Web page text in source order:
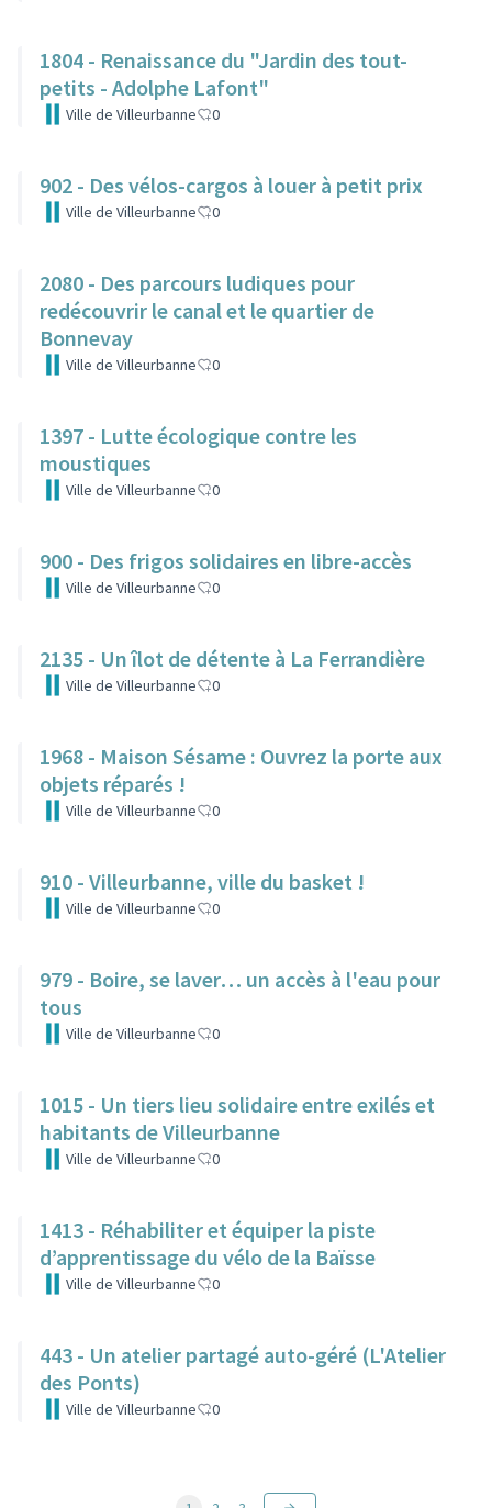
1804 - Renaissance du "Jardin des tout-
petits - Adolphe Lafont"
Ville de Villeurbanne 0
902 - Des vélos-cargos à louer à petit prix
Ville de Villeurbanne 0
2080 - Des parcours ludiques pour
redécouvrir le canal et le quartier de
Bonnevay
Ville de Villeurbanne 0
1397 - Lutte écologique contre les
moustiques
Ville de Villeurbanne 0
900 - Des frigos solidaires en libre-accès
Ville de Villeurbanne 0
2135 - Un îlot de détente à La Ferrandière
Ville de Villeurbanne 0
1968 - Maison Sésame : Ouvrez la porte aux
objets réparés !
Ville de Villeurbanne 0
910 - Villeurbanne, ville du basket !
Ville de Villeurbanne 0
979 - Boire, se laver… un accès à l'eau pour
tous
Ville de Villeurbanne 0
1015 - Un tiers lieu solidaire entre exilés et
habitants de Villeurbanne
Ville de Villeurbanne 0
1413 - Réhabiliter et équiper la piste
d’apprentissage du vélo de la Baïsse
Ville de Villeurbanne 0
443 - Un atelier partagé auto-géré (L'Atelier
des Ponts)
Ville de Villeurbanne 0